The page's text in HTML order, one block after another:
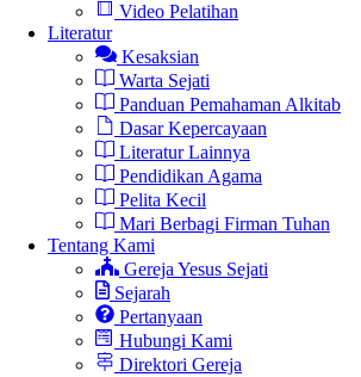
Video Pelatihan
Literatur
Kesaksian
Warta Sejati
Panduan Pemahaman Alkitab
Dasar Kepercayaan
Literatur Lainnya
Pendidikan Agama
Pelita Kecil
Mari Berbagi Firman Tuhan
Tentang Kami
Gereja Yesus Sejati
Sejarah
Pertanyaan
Hubungi Kami
Direktori Gereja